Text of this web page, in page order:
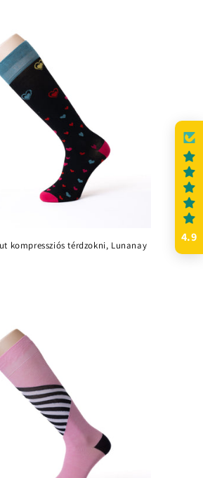
kompressziós térdzokni, Lunanay
4.9